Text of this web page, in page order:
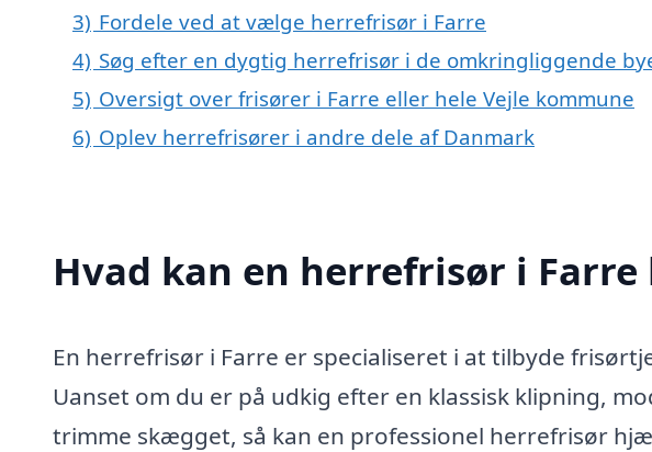
3) Fordele ved at vælge herrefrisør i Farre
4) Søg efter en dygtig herrefrisør i de omkringliggende
5) Oversigt over frisører i Farre eller hele Vejle kommune
6) Oplev herrefrisører i andre dele af Danmark
Hvad kan en herrefrisør i
En herrefrisør i Farre er specialiseret i at tilbyde
Uanset om du er på udkig efter en klassisk klipning,
trimme skægget, så kan en professionel herrefrisør